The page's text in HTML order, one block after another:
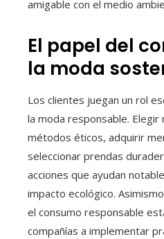
amigable con el medio
El papel del
la moda
Los clientes juegan un rol
la moda responsable. Elegir
métodos éticos, adquirir
seleccionar prendas
acciones que ayudan
impacto ecológico.
el consumo responsable
compañías a implementar